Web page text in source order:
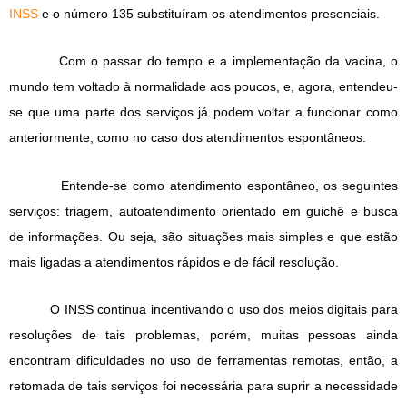
INSS e o número 135 substituíram os atendimentos presenciais.
Com o passar do tempo e a implementação da vacina, o
mundo tem voltado à normalidade aos poucos, e, agora, entendeu-
se que uma parte dos serviços já podem voltar a funcionar como
anteriormente, como no caso dos atendimentos espontâneos.
Entende-se como atendimento espontâneo, os seguintes
serviços: triagem, autoatendimento orientado em guichê e busca
de informações. Ou seja, são situações mais simples e que estão
mais ligadas a atendimentos rápidos e de fácil resolução.
O INSS continua incentivando o uso dos meios digitais para
resoluções de tais problemas, porém, muitas pessoas ainda
encontram dificuldades no uso de ferramentas remotas, então, a
retomada de tais serviços foi necessária para suprir a necessidade